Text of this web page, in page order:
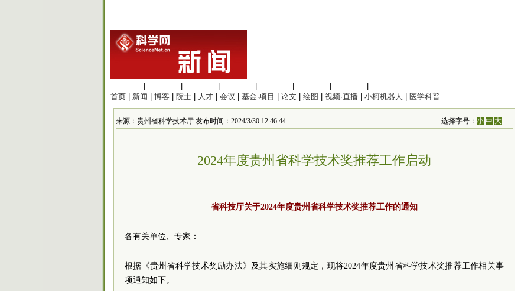
首页
新闻 博客 院士 人才 会议 基金·项目 论文 绘图 视频·直播 小柯机器人 医学科普
来源：贵州省科学技术厅 发布时间：2024/3/30 12:46:44 选择字号：小 中 大
2024年度贵州省科学技术奖推荐工作启动
省科技厅关于2024年度贵州省科学技术奖推荐工作的通知
各有关单位、专家：
根据《贵州省科学技术奖励办法》及其实施细则规定，现将2024年度贵州省科学技术奖推荐工作相关事
项通知如下。